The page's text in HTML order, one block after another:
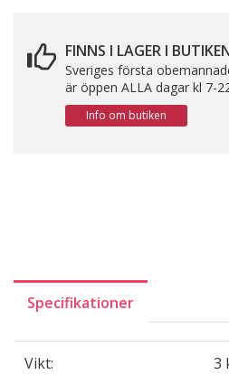
FINNS I LAGER I
Sveriges första
är öppen ALLA dagar kl 7-
Info om butiken
Specifikationer
Vikt: 3